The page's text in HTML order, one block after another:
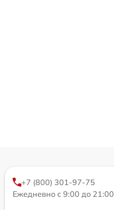
+7 (800) 301-97-75
Ежедневно с 9:00 до 21:00